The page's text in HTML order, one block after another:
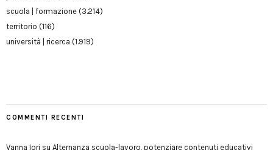
scuola | formazione (3.214)
territorio (116)
università | ricerca (1.919)
COMMENTI RECENTI
Vanna Iori su Alternanza scuola-lavoro, potenziare contenuti educativi